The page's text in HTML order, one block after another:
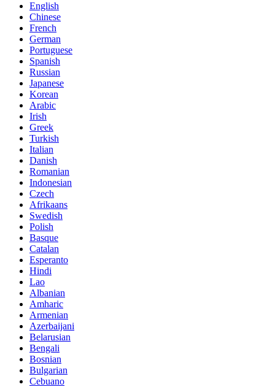
English
Chinese
French
German
Portuguese
Spanish
Russian
Japanese
Korean
Arabic
Irish
Greek
Turkish
Italian
Danish
Romanian
Indonesian
Czech
Afrikaans
Swedish
Polish
Basque
Catalan
Esperanto
Hindi
Lao
Albanian
Amharic
Armenian
Azerbaijani
Belarusian
Bengali
Bosnian
Bulgarian
Cebuano